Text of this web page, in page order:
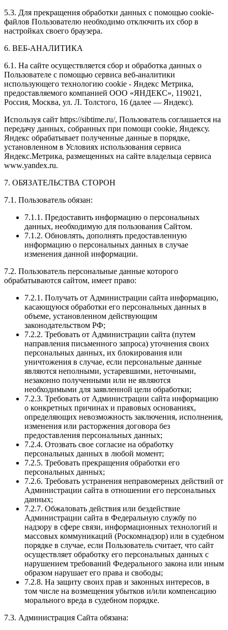
5.3. Для прекращения обработки данных с помощью cookie-
файлов Пользователю необходимо отключить их сбор в
настройках своего браузера.
6. ВЕБ-АНАЛИТИКА
6.1. На сайте осуществляется сбор и обработка данных о
Пользователе с помощью сервиса веб-аналитики
использующего технологию cookie - Яндекс Метрика,
предоставляемого компанией ООО «ЯНДЕКС», 119021,
Россия, Москва, ул. Л. Толстого, 16 (далее — Яндекс).
Используя сайт https://sibtime.ru/, Пользователь соглашается на
передачу данных, собранных при помощи cookie, Яндексу.
Яндекс обрабатывает полученные данные в порядке,
установленном в Условиях использования сервиса
Яндекс.Метрика, размещенных на сайте владельца сервиса
www.yandex.ru.
7. ОБЯЗАТЕЛЬСТВА СТОРОН
7.1. Пользователь обязан:
7.1.1. Предоставить информацию о персональных
данных, необходимую для пользования Сайтом.
7.1.2. Обновлять, дополнять предоставленную
информацию о персональных данных в случае
изменения данной информации.
7.2. Пользователь персональные данные которого
обрабатываются сайтом, имеет право:
7.2.1. Получать от Администрации сайта информацию,
касающуюся обработки его персональных данных в
объеме, установленном действующим
законодательством РФ;
7.2.2. Требовать от Администрации сайта (путем
направления письменного запроса) уточнения своих
персональных данных, их блокирования или
уничтожения в случае, если персональные данные
являются неполными, устаревшими, неточными,
незаконно полученными или не являются
необходимыми для заявленной цели обработки;
7.2.3. Требовать от Администрации сайта информацию
о конкретных причинах и правовых основаниях,
определяющих невозможность заключения, исполнения,
изменения или расторжения договора без
предоставления персональных данных;
7.2.4. Отозвать свое согласие на обработку
персональных данных в любой момент;
7.2.5. Требовать прекращения обработки его
персональных данных;
7.2.6. Требовать устранения неправомерных действий от
Администрации сайта в отношении его персональных
данных;
7.2.7. Обжаловать действия или бездействие
Администрации сайта в Федеральную службу по
надзору в сфере связи, информационных технологий и
массовых коммуникаций (Роскомнадзор) или в судебном
порядке в случае, если Пользователь считает, что сайт
осуществляет обработку его персональных данных с
нарушением требований Федерального закона или иным
образом нарушает его права и свободы;
7.2.8. На защиту своих прав и законных интересов, в
том числе на возмещения убытков и/или компенсацию
морального вреда в судебном порядке.
7.3. Администрация Сайта обязана: